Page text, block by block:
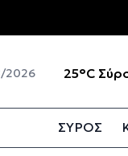
περιεχόμενο
2026 25°C
ΣΥΡΟΣ